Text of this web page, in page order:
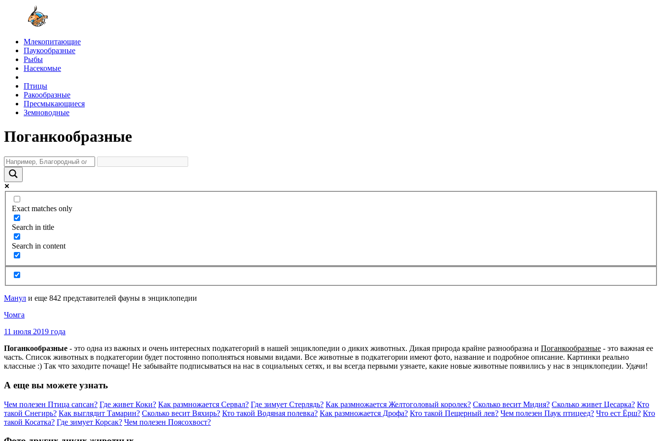
Млекопитающие
Паукообразные
Рыбы
Насекомые
Птицы
Ракообразные
Пресмыкающиеся
Земноводные
Поганкообразные
Exact matches only
Search in title
Search in content
Манул и еще 842 представителей фауны в энциклопедии
Чомга
11 июля 2019 года
Поганкообразные - это одна из важных и очень интересных подкатегорий в нашей энциклопедии о диких животных. Дикая природа крайне разнообразна и Поганкообразные - это важная ее
часть. Список животных в подкатегории будет постоянно пополняться новыми видами. Все животные в подкатегории имеют фото, название и подробное описание. Картинки реально
классные :) Так что заходите почаще! Не забывайте подписываться на нас в социальных сетях, и вы всегда первыми узнаете, какие новые животные появились у нас в энциклопедии. Удачи!
А еще вы можете узнать
Чем полезен Птица сапсан? Где живет Коки? Как размножается Сервал? Где зимует Стерлядь? Как размножается Желтоголовый королек? Сколько весит Мидия? Сколько живет Цесарка? Кто
такой Снегирь? Как выглядит Тамарин? Сколько весит Вяхирь? Кто такой Водяная полевка? Как размножается Дрофа? Кто такой Пещерный лев? Чем полезен Паук птицеед? Что ест Ёрш? Кто
такой Косатка? Где зимует Корсак? Чем полезен Поясохвост?